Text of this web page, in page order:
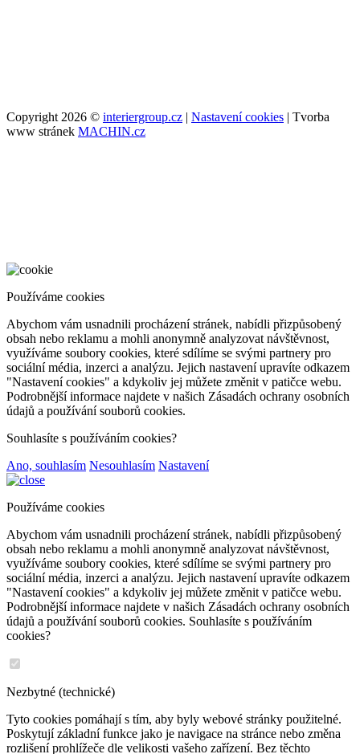
Copyright 2026 © interiergroup.cz | Nastavení cookies | Tvorba
www stránek MACHIN.cz
Používáme cookies
Abychom vám usnadnili procházení stránek, nabídli přizpůsobený
obsah nebo reklamu a mohli anonymně analyzovat návštěvnost,
využíváme soubory cookies, které sdílíme se svými partnery pro
sociální média, inzerci a analýzu. Jejich nastavení upravíte odkazem
"Nastavení cookies" a kdykoliv jej můžete změnit v patičce webu.
Podrobnější informace najdete v našich Zásadách ochrany osobních
údajů a používání souborů cookies.
Souhlasíte s používáním cookies?
Ano, souhlasím Nesouhlasím Nastavení
Používáme cookies
Abychom vám usnadnili procházení stránek, nabídli přizpůsobený
obsah nebo reklamu a mohli anonymně analyzovat návštěvnost,
využíváme soubory cookies, které sdílíme se svými partnery pro
sociální média, inzerci a analýzu. Jejich nastavení upravíte odkazem
"Nastavení cookies" a kdykoliv jej můžete změnit v patičce webu.
Podrobnější informace najdete v našich Zásadách ochrany osobních
údajů a používání souborů cookies. Souhlasíte s používáním
cookies?
Nezbytné (technické)
Tyto cookies pomáhají s tím, aby byly webové stránky použitelné.
Poskytují základní funkce jako je navigace na stránce nebo změna
rozlišení prohlížeče dle velikosti vašeho zařízení. Bez těchto